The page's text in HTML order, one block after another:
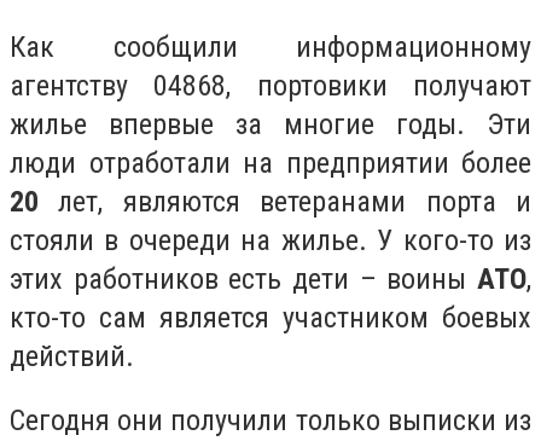
Как сообщили информационному
агентству 04868, портовики получают
жилье впервые за многие годы. Эти
люди отработали на предприятии более
20 лет, являются ветеранами порта и
стояли в очереди на жилье. У кого-то из
этих работников есть дети – воины АТО,
кто-то сам является участником боевых
действий.
Сегодня они получили только выписки из